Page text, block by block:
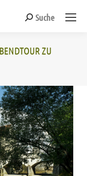
Search:
Suche
ZU